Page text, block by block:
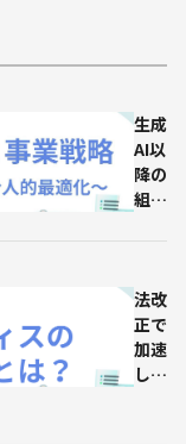
生成
AI以
降の
組織
略
～プ
ロト
タイ
法改
正で
加速
した